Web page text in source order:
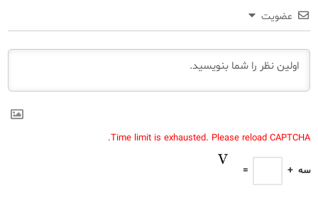
عضویت
Time limit is exhausted. Please reload CAPTCHA.
سه +
=